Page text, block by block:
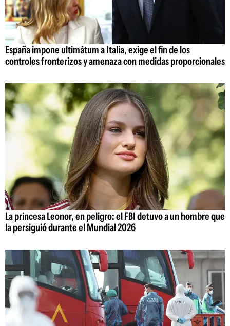
España impone ultimátum a Italia, exige el fin de los
controles fronterizos y amenaza con medidas proporcionales
La princesa Leonor, en peligro: el FBI detuvo a un hombre que
la persiguió durante el Mundial 2026